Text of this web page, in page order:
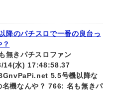
降のパチスロで一番の良台っ
無きパチスロファン
14(水) 17:48:58.37
5.5号機以降な
名機なんや？ 766: 名も無きパ